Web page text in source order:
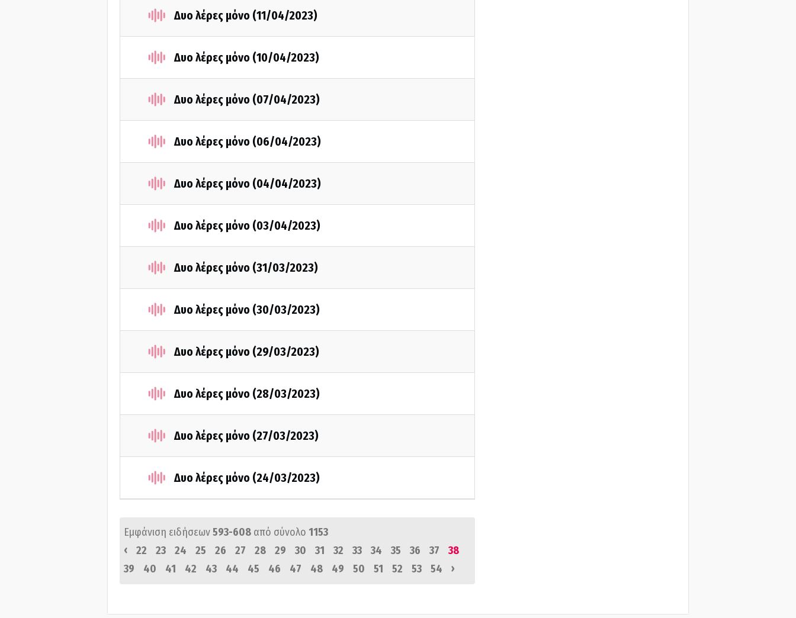
Δυο λέρες μόνο (11/04/2023)
Δυο λέρες μόνο (10/04/2023)
Δυο λέρες μόνο (07/04/2023)
Δυο λέρες μόνο (06/04/2023)
Δυο λέρες μόνο (04/04/2023)
Δυο λέρες μόνο (03/04/2023)
Δυο λέρες μόνο (31/03/2023)
Δυο λέρες μόνο (30/03/2023)
Δυο λέρες μόνο (29/03/2023)
Δυο λέρες μόνο (28/03/2023)
Δυο λέρες μόνο (27/03/2023)
Δυο λέρες μόνο (24/03/2023)
Εμφάνιση ειδήσεων593-608 από σύνολο 1153
‹
22 23 24 25 26 27 28 29 30 31 32 33 34 35 36 37
38
39
40 41 42 43 44 45 46 47 48 49 50 51 52 53 54 ›